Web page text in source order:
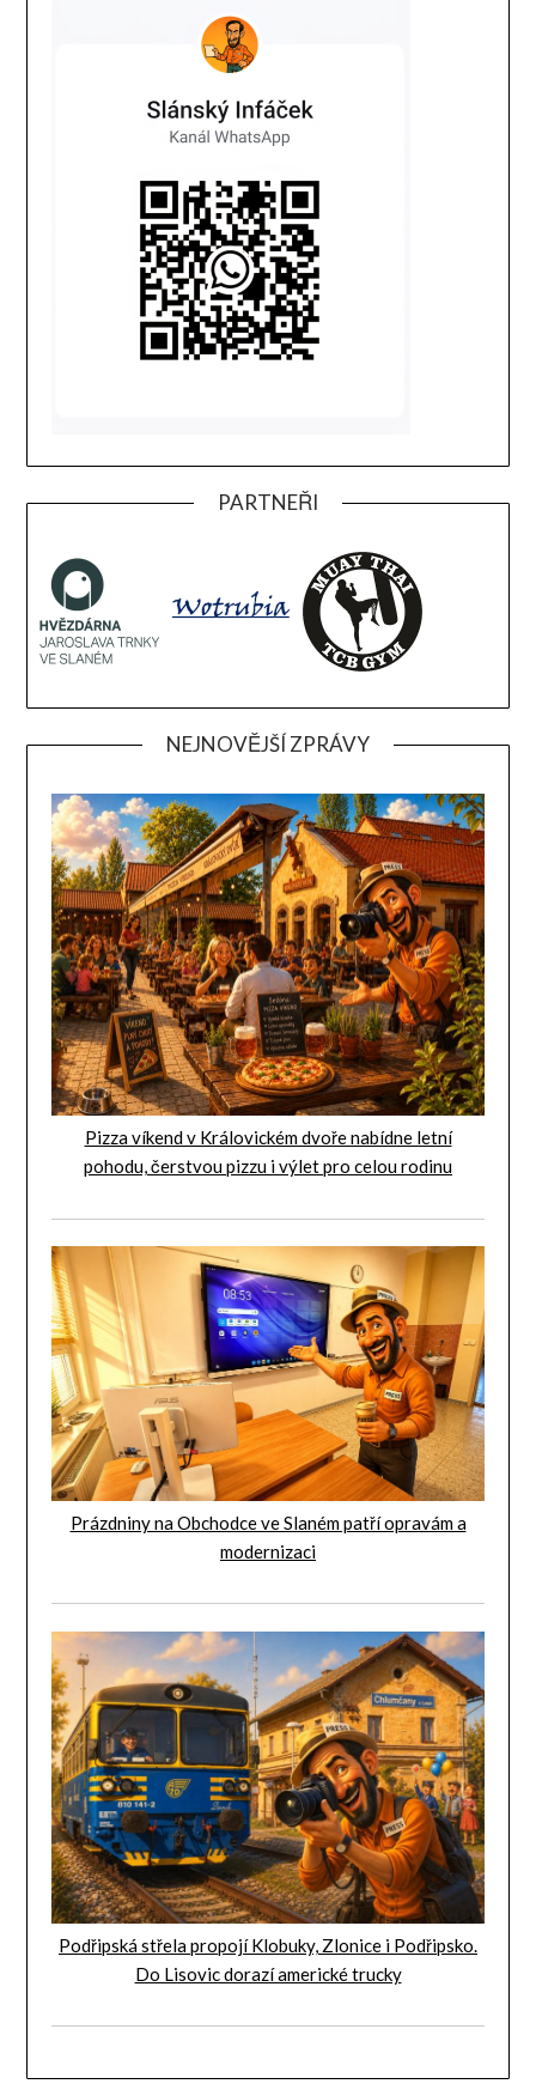
PARTNEŘI
NEJNOVĚJŠÍ ZPRÁVY
Pizza víkend v Královickém dvoře nabídne letní
pohodu, čerstvou pizzu i výlet pro celou rodinu
Prázdniny na Obchodce ve Slaném patří opravám a
modernizaci
Podřipská střela propojí Klobuky, Zlonice i Podřipsko.
Do Lisovic dorazí americké trucky